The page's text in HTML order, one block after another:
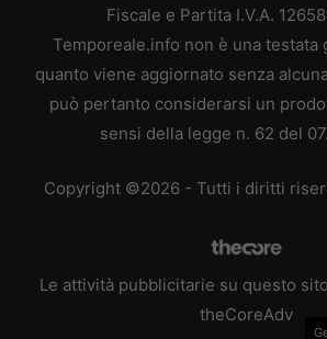
Fiscale e Partita I.V.A.
Temporeale.info non è una testata
quanto viene aggiornato senza
può pertanto considerarsi un
sensi della legge n. 62 del
Copyright ©2026 - Tutti i diritti
Le attività pubblicitarie su questo
theCoreAdv